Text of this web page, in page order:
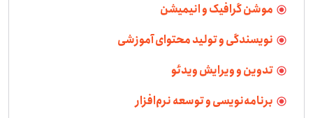
موشن گرافیک و انیمیشن
نویسندگی و تولید محتوای آموزشی
تدوین و ویرایش ویدئو
برنامه‌نویسی و توسعه نرم‌افزار